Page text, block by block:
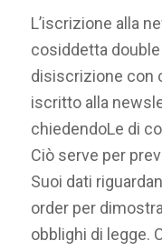
L’iscrizione alla
cosiddetta
disiscrizione con
iscritto alla
chiedendoLe di
Ciò serve per
Suoi dati
order per
obblighi di legge.